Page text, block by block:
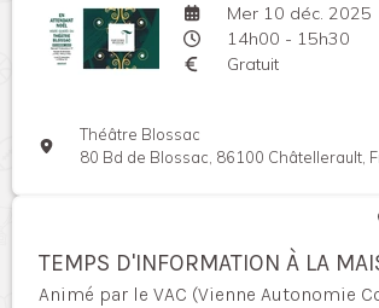
Mer 10 déc. 2025
14h00 - 15h30
Gratuit
Théâtre Blossac
80 Bd de Blossac, 86100 Châtellerault,
TEMPS D'INFORMATION À LA
Animé par le VAC (Vienne Autonomie